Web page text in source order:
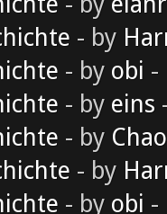
- by
- by obi -
- by eins
- by
- by
- by obi -